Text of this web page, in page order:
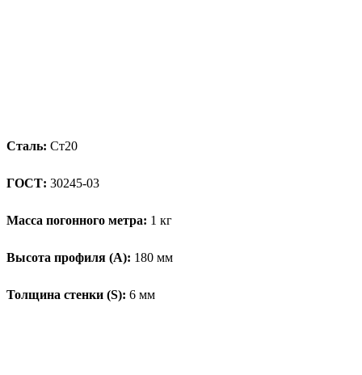
Сталь: Ст20
ГОСТ: 30245-03
Масса погонного метра: 1 кг
Высота профиля (А): 180 мм
Толщина стенки (S): 6 мм